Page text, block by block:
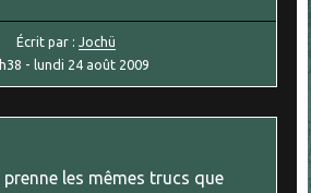
Écrit par :Jochü
- lundi 24 août 2009
les mêmes trucs que